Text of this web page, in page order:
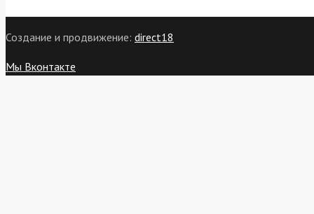
Создание и продвижение: direct18
Мы Вконтакте